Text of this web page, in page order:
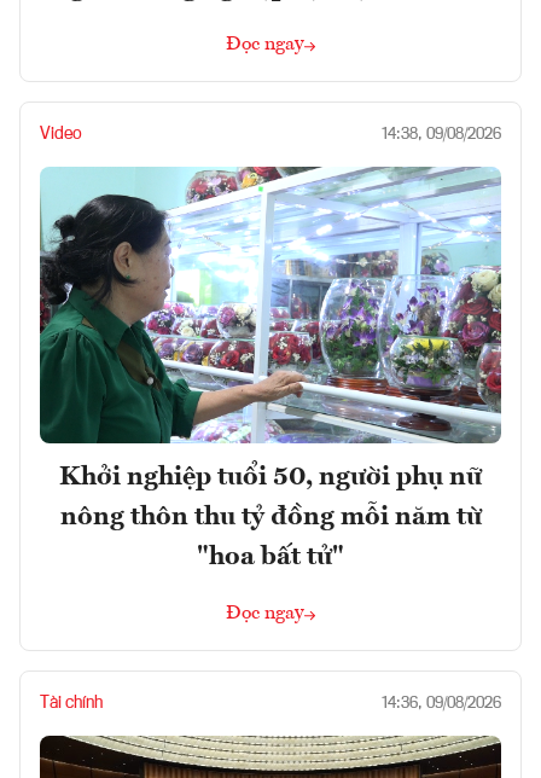
Đọc ngay
Video 14:38, 09/08/2026
Khởi nghiệp tuổi 50, người phụ nữ
nông thôn thu tỷ đồng mỗi năm từ
"hoa bất tử"
Đọc ngay
Tài chính 14:36, 09/08/2026